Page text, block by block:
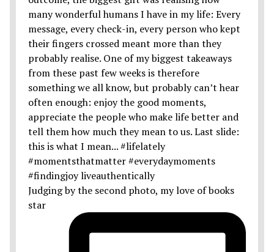
Judging by the second photo, my love of books
star